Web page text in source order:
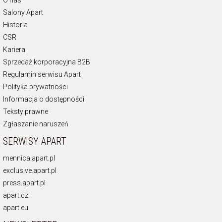
Salony Apart
Historia
CSR
Kariera
Sprzedaż korporacyjna B2B
Regulamin serwisu Apart
Polityka prywatności
Informacja o dostępności
Teksty prawne
Zgłaszanie naruszeń
SERWISY APART
mennica.apart.pl
exclusive.apart.pl
press.apart.pl
apart.cz
apart.eu